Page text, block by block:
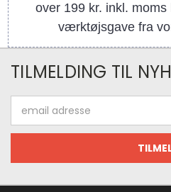
over 199 kr. inkl.
værktøjsgave fra
TILMELDING TIL
adresse